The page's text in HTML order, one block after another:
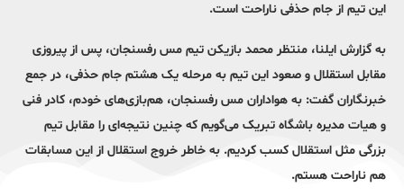
این تیم از جام حذفی ناراحت است.
به گزارش ایلنا، منتظر محمد بازیکن تیم مس رفسنجان، پس از پیروزی
مقابل استقلال و صعود این تیم به مرحله یک هشتم جام حذفی، در جمع
خبرنگاران گفت: به هواداران مس رفسنجان، هم‌بازی‌های خودم، کادر فنی
و هیات مدیره باشگاه تبریک می‌گویم که چنین نتیجه‌ای را مقابل تیم
بزرگی مثل استقلال کسب کردیم. به خاطر خروج استقلال از این مسابقات
هم ناراحت هستم.